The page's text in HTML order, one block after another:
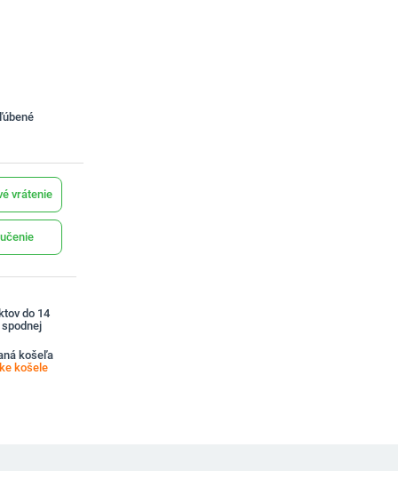
vrátenie
do 14
košeľa
košele